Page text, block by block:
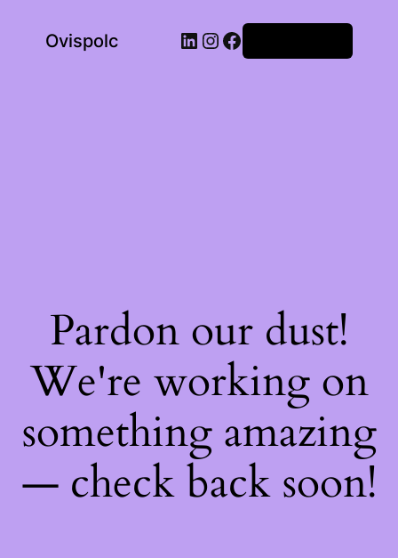
Ovispolc LinkedIn
Instagram
Facebook
Pardon our dust!
We're working on
something amazing
— check back soon!